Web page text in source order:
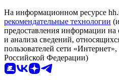
На информационном ресурсе
рекомендательные технологии
предоставления информации на
и анализа сведений,
пользователей сети
Российской Федерации)